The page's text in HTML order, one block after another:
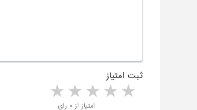
ثبت امتیاز
4 stars 3 stars 2 stars 1 star امتیاز از ۰ رای